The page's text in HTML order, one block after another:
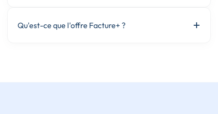
Qu'est-ce que l'offre Facture+ ?